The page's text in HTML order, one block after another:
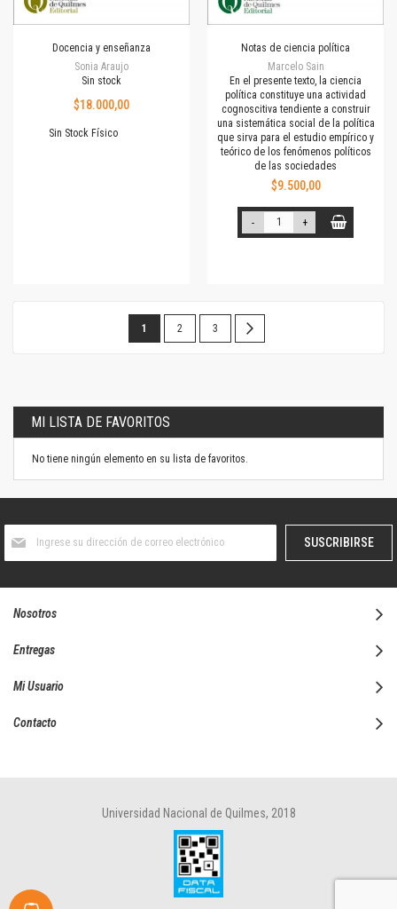
Docencia y enseñanza
Sonia Araujo
Sin stock
$18.000,00
Sin Stock Físico
Notas de ciencia política
Marcelo Sain
En el presente texto, la ciencia
política constituye una actividad
cognoscitiva tendiente a construir
una sistemática social de la política
que sirva para el estudio empírico y
teórico de los fenómenos políticos
de las sociedades
$9.500,00
- +
Página
Estás
página
1 Página
2 Página
3
MI LISTA DE FAVORITOS
No tiene ningún elemento en su lista de favoritos.
boletín
SUSCRIBIRSE
Nosotros
Entregas
Mi Usuario
Contacto
Universidad Nacional de Quilmes, 2018